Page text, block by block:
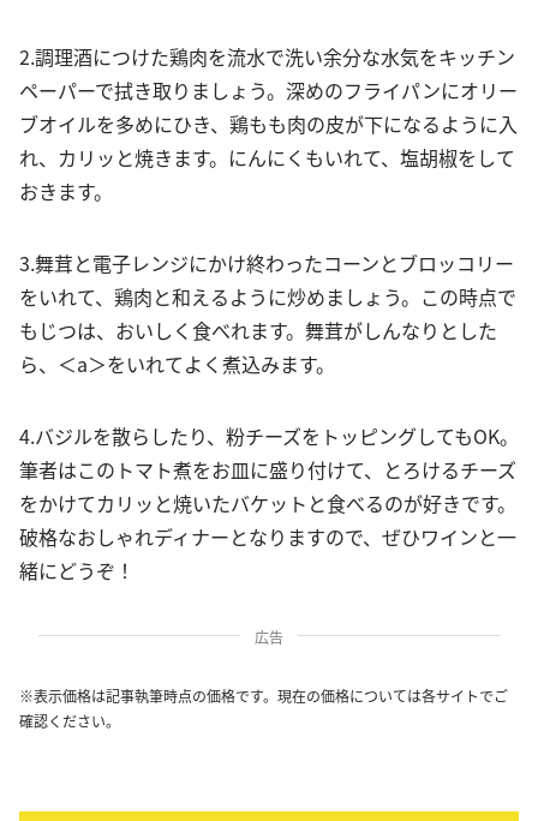
2.調理酒につけた鶏肉を流水で洗い余分な水気をキッチン
ペーパーで拭き取りましょう。深めのフライパンにオリー
ブオイルを多めにひき、鶏もも肉の皮が下になるように入
れ、カリッと焼きます。にんにくもいれて、塩胡椒をして
おきます。
3.舞茸と電子レンジにかけ終わったコーンとブロッコリー
をいれて、鶏肉と和えるように炒めましょう。この時点で
もじつは、おいしく食べれます。舞茸がしんなりとした
ら、＜a＞をいれてよく煮込みます。
4.バジルを散らしたり、粉チーズをトッピングしてもOK。
筆者はこのトマト煮をお皿に盛り付けて、とろけるチーズ
をかけてカリッと焼いたバケットと食べるのが好きです。
破格なおしゃれディナーとなりますので、ぜひワインと一
緒にどうぞ！
広告
※表示価格は記事執筆時点の価格です。現在の価格については各サイトでご
確認ください。